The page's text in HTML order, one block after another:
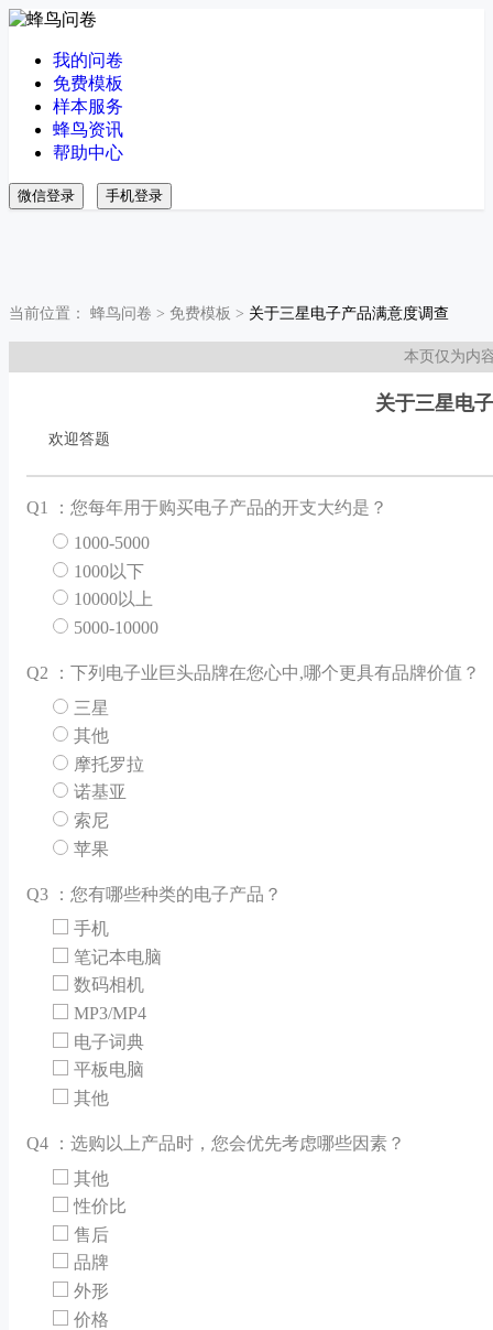
我的问卷
免费模板
样本服务
蜂鸟资讯
帮助中心
微信登录 手机登录
当前位置： 蜂鸟问卷 > 免费模板 > 关于三星电子产品满意度调查
本页仅为内
关于三星电
欢迎答题
Q1 ：您每年用于购买电子产品的开支大约是？
1000-5000
1000以下
10000以上
5000-10000
Q2 ：下列电子业巨头品牌在您心中,哪个更具有品牌价值？
三星
其他
摩托罗拉
诺基亚
索尼
苹果
Q3 ：您有哪些种类的电子产品？
手机
笔记本电脑
数码相机
MP3/MP4
电子词典
平板电脑
其他
Q4 ：选购以上产品时，您会优先考虑哪些因素？
其他
性价比
售后
品牌
外形
价格